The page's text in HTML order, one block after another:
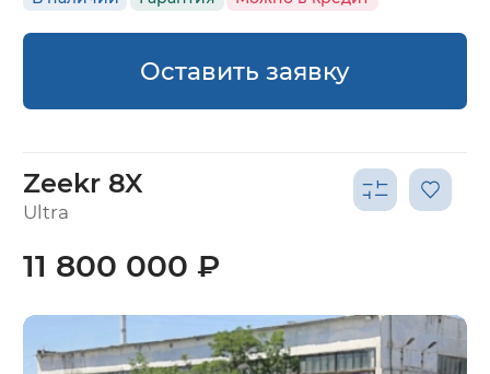
Оставить заявку
Zeekr 8X
Ultra
11 800 000 ₽